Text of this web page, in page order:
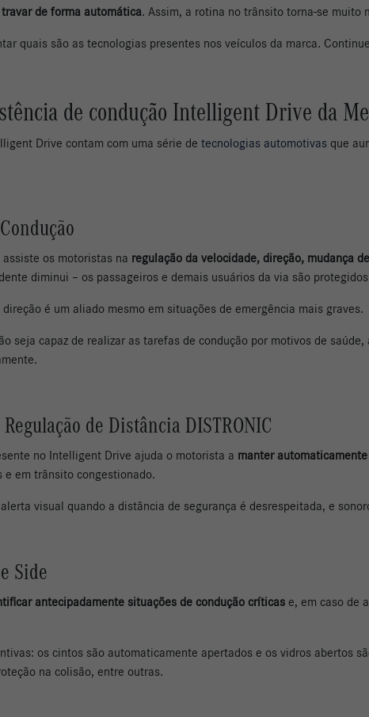
de forma automática. Assim, a rotina no trânsito torna-se muito
quais são as tecnologias presentes nos veículos da marca.
de condução Intelligent Drive da
Drive contam com uma série de tecnologias automotivas que
os motoristas na regulação da velocidade, direção, mudança
diminui – os passageiros e demais usuários da via são
é um aliado mesmo em situações de emergência mais graves.
seja capaz de realizar as tarefas de condução por motivos de
de Distância DISTRONIC
no Intelligent Drive ajuda o motorista a manter
e em trânsito congestionado.
visual quando a distância de segurança é desrespeitada, e
Side
antecipadamente situações de condução críticas e, em caso de
os cintos são automaticamente apertados e os vidros abertos
na colisão, entre outras.